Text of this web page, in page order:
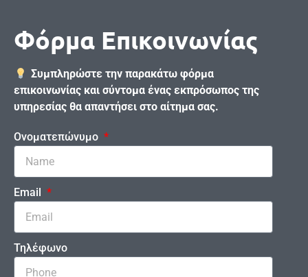
Φόρμα Επικοινωνίας
Συμπληρώστε την παρακάτω φόρμα
επικοινωνίας και σύντομα ένας εκπρόσωπος της
υπηρεσίας θα απαντήσει στο αίτημα σας.
Ονοματεπώνυμο
Email
Τηλέφωνο